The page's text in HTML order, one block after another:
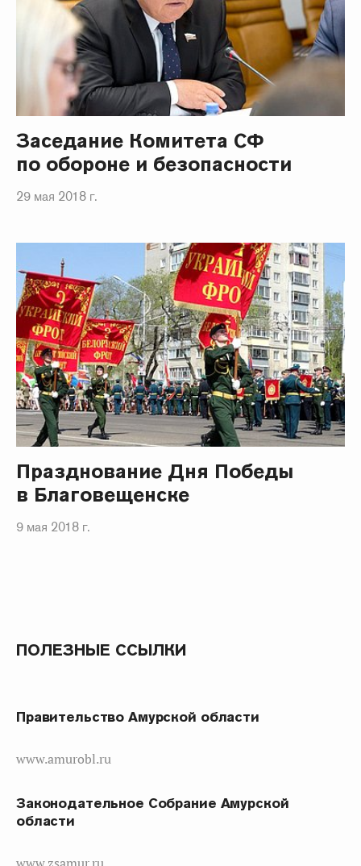
Заседание Комитета СФ
по обороне и безопасности
29 мая 2018 г.
Празднование Дня Победы
в Благовещенске
9 мая 2018 г.
ПОЛЕЗНЫЕ ССЫЛКИ
Правительство Амурской области
www.amurobl.ru
Законодательное Собрание Амурской
области
www.zsamur.ru